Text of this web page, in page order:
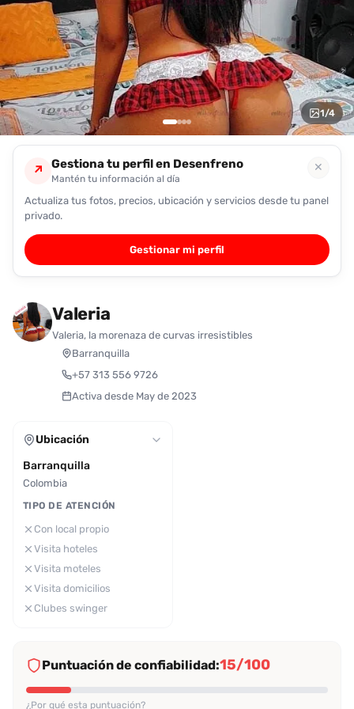
encontrarlas
fácilmente.
Entendido
1/4
↗ Gestiona tu perfil en Desenfreno
Mantén tu información al día
✕
Actualiza tus fotos, precios, ubicación y servicios desde tu panel
privado.
Gestionar mi perfil
Valeria
Valeria, la morenaza de curvas irresistibles
Barranquilla
+57 313 556 9726
Activa desde May de 2023
Ubicación
Barranquilla
Colombia
TIPO DE ATENCIÓN
Con local propio
Visita hoteles
Visita moteles
Visita domicilios
Clubes swinger
Puntuación de confiabilidad:15/100
¿Por qué esta puntuación?